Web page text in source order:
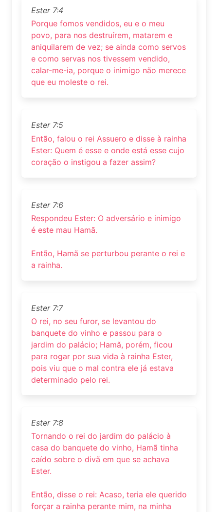
Ester 7:4
Porque fomos vendidos, eu e o meu
povo, para nos destruírem, matarem e
aniquilarem de vez; se ainda como servos
e como servas nos tivessem vendido,
calar-me-ia, porque o inimigo não merece
que eu moleste o rei.
Ester 7:5
Então, falou o rei Assuero e disse à rainha
Ester: Quem é esse e onde está esse cujo
coração o instigou a fazer assim?
Ester 7:6
Respondeu Ester: O adversário e inimigo
é este mau Hamã.
Então, Hamã se perturbou perante o rei e
a rainha.
Ester 7:7
O rei, no seu furor, se levantou do
banquete do vinho e passou para o
jardim do palácio; Hamã, porém, ficou
para rogar por sua vida à rainha Ester,
pois viu que o mal contra ele já estava
determinado pelo rei.
Ester 7:8
Tornando o rei do jardim do palácio à
casa do banquete do vinho, Hamã tinha
caído sobre o divã em que se achava
Ester.
Então, disse o rei: Acaso, teria ele querido
forçar a rainha perante mim, na minha